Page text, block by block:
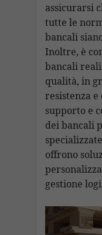
assicurarsi
tutte le
bancali
Inoltre, è
bancali
qualità, in
resistenza
supporto e
dei bancali
offrono
gestione